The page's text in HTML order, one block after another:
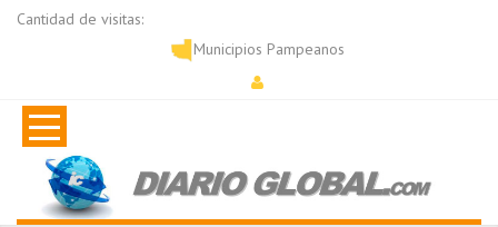
Cantidad de visitas:
Municipios Pampeanos